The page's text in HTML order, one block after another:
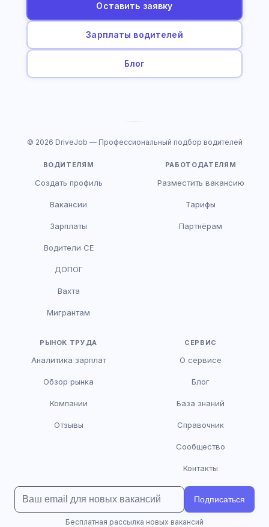
Оставить заявку
Зарплаты водителей
Блог
© 2026 DriveJob — Профессиональный подбор водителей
ВОДИТЕЛЯМ
Создать профиль
Вакансии
Зарплаты
Водители CE
ДОПОГ
Вахта
Мигрантам
РАБОТОДАТЕЛЯМ
Разместить вакансию
Тарифы
Партнёрам
РЫНОК ТРУДА
Аналитика зарплат
Обзор рынка
Компании
Отзывы
СЕРВИС
О сервисе
Блог
База знаний
Справочник
Сообщество
Контакты
Подписаться
Бесплатная рассылка новых вакансий
HR-консультант
Здравствуйте! Я AI-консультант DriveJob.
помочь?